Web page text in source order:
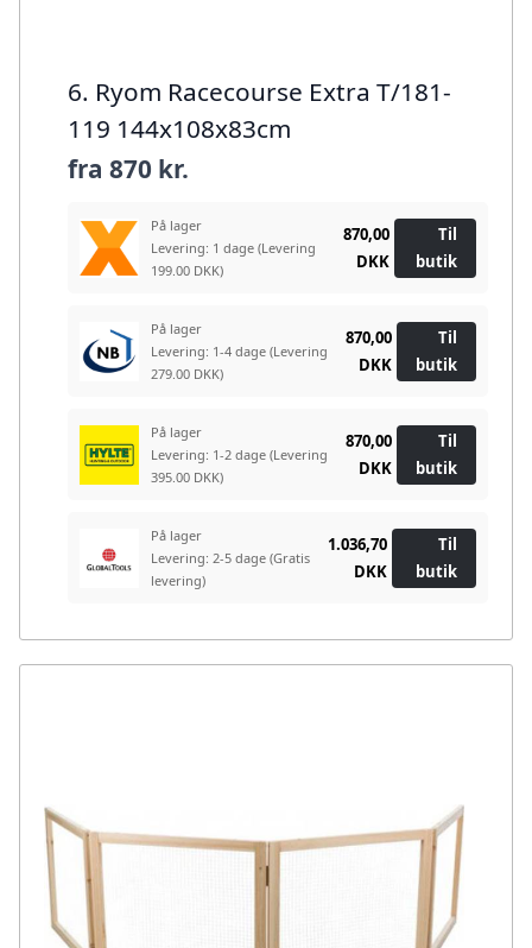
6. Ryom Racecourse Extra T/181-
119 144x108x83cm
fra 870 kr.
På lager
Levering: 1 dage (Levering
199.00 DKK)
870,00
DKK
Til
butik
På lager
Levering: 1-4 dage (Levering
279.00 DKK)
870,00
DKK
Til
butik
På lager
Levering: 1-2 dage (Levering
395.00 DKK)
870,00
DKK
Til
butik
På lager
Levering: 2-5 dage (Gratis
levering)
1.036,70
DKK
Til
butik